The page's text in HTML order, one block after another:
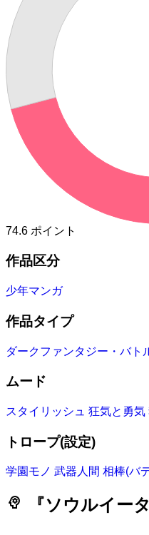
74.6 ポイント
作品区分
少年マンガ
作品タイプ
ダークファンタジー・バト
ムード
スタイリッシュ 狂気と勇気
トロープ(設定)
学園モノ 武器人間 相棒(バ
psychology 『ソウルイー